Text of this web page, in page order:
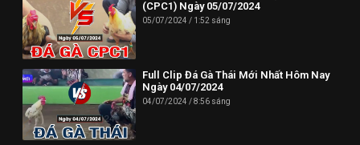
những Video đá gà trực tiếp - Đá gà Thomo - Đá gà Campuchia
mới nhất hôm nay!
--------------------------//----------------------
© Bản quyền thuộc về Dagatructiep.Tube
© Mọi thông tin bản quyền hay khiếu nại liên hệ :
info@dagatructiep.tube
(CPC1) Ngày 05/07/2024
05/07/2024 1:52 sáng
Full Clip Đá Gà Thái Mới Nhất Hôm Nay
Ngày 04/07/2024
04/07/2024 8:56 sáng